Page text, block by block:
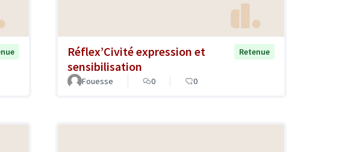
Réflex’Civité expression et
sensibilisation
Retenue
Fouesse 0 0